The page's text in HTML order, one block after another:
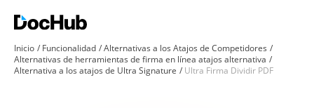
Inicio Funcionalidad
Alternativas a los Atajos de Competidores
Alternativas de herramientas de firma en línea atajos alternativa
Alternativa a los atajos de Ultra Signature
Ultra Firma Dividir PDF